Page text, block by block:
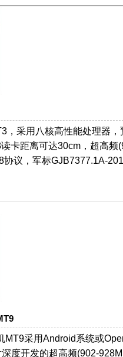
，采用八核高性能处理器
卡距离可达30cm，超高
议，军标GJB7377.1A-
MT9采用Android系统或
度开发的超高频(902-